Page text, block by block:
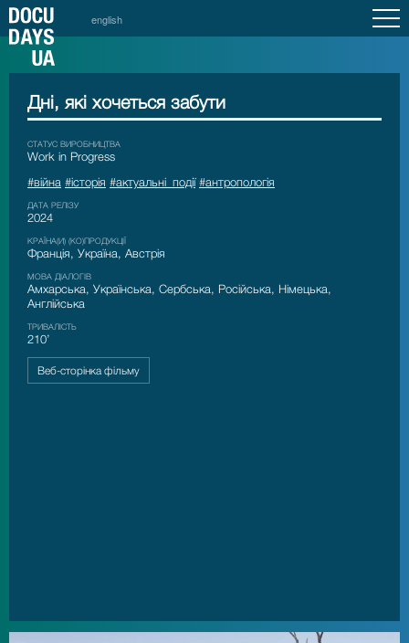
english
Дні, які хочеться забути
СТАТУС ВИРОБНИЦТВА
Work in Progress
#війна #історія #актуальні_події #антропологія
ДАТА РЕЛІЗУ
2024
КРАЇНА(И) (КО)ПРОДУКЦІЇ
Франція, Україна, Австрія
МОВА ДІАЛОГІВ
Амхарська, Українська, Сербська, Російська, Німецька,
Англійська
ТРИВАЛІСТЬ
210’
Веб-сторінка фільму